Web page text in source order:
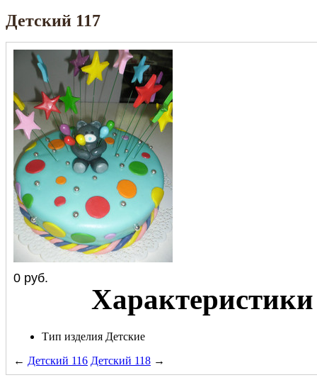
Детский 117
0 руб.
Характеристики
Тип изделия Детские
← Детский 116 Детский 118 →